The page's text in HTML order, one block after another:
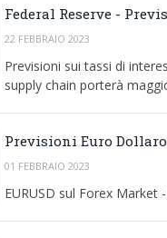
Federal Reserve -
22 FEBBRAIO 2023
Previsioni sui tassi di
supply chain porterà
Previsioni Euro Dollaro
01 FEBBRAIO 2023
EURUSD sul Forex